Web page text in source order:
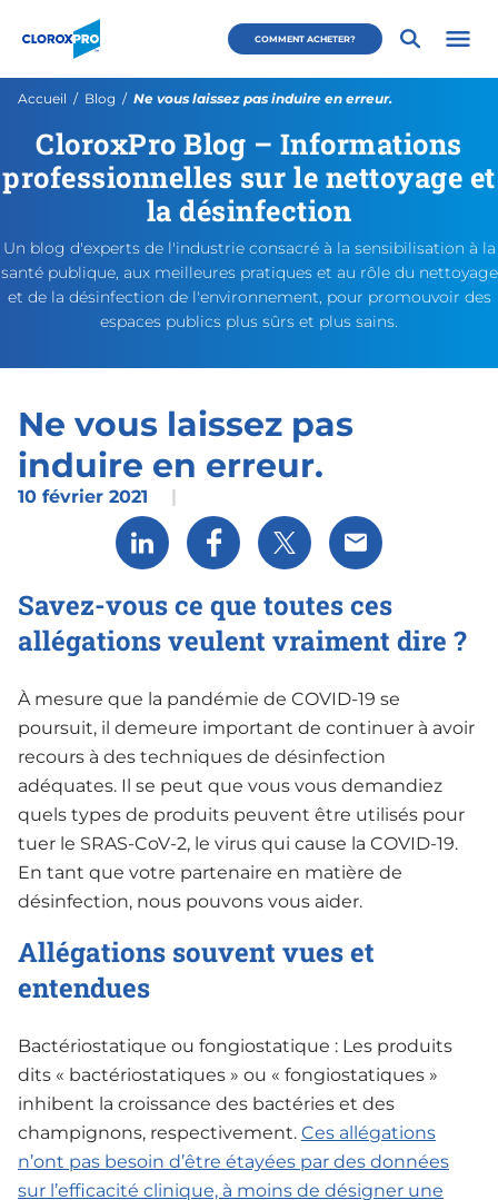
COMMENT ACHETER?
Accueil Blog Page actuelle:
Ne vous laissez pas induire en erreur.
CloroxPro Blog – Informations
professionnelles sur le nettoyage et
la désinfection
Un blog d'experts de l'industrie consacré à la sensibilisation à la
santé publique, aux meilleures pratiques et au rôle du nettoyage
et de la désinfection de l'environnement, pour promouvoir des
espaces publics plus sûrs et plus sains.
Ne vous laissez pas induire
https://www.cloroxpro.ca/
February 11, 2021
April 12, 2021
https://www.cloroxpro.ca/
CloroxPro CA https://
Ne vous laissez pas
induire en erreur.
10 février 2021 |
Share via LinkedIn
Share via Facebook
Share via XShare via Email
Savez-vous ce que toutes ces
allégations veulent vraiment dire ?
À mesure que la pandémie de COVID-19 se
poursuit, il demeure important de continuer à avoir
recours à des techniques de désinfection
adéquates. Il se peut que vous vous demandiez
quels types de produits peuvent être utilisés pour
tuer le SRAS-CoV-2, le virus qui cause la COVID-19.
En tant que votre partenaire en matière de
désinfection, nous pouvons vous aider.
Allégations souvent vues et
entendues
Bactériostatique ou fongiostatique : Les produits
dits « bactériostatiques » ou « fongiostatiques »
inhibent la croissance des bactéries et des
champignons, respectivement. Ces allégations
n’ont pas besoin d’être étayées par des données
sur l’efficacité clinique, à moins de désigner une